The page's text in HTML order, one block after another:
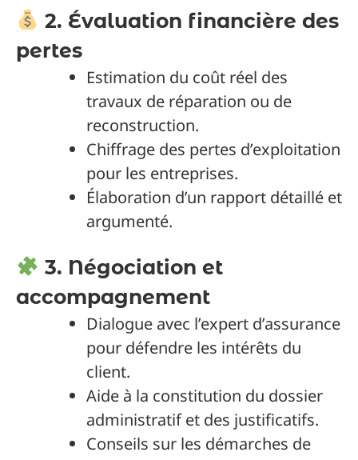
2. Évaluation financière des
pertes
Estimation du coût réel des
travaux de réparation ou de
reconstruction.
Chiffrage des pertes d’exploitation
pour les entreprises.
Élaboration d’un rapport détaillé et
argumenté.
3. Négociation et
accompagnement
Dialogue avec l’expert d’assurance
pour défendre les intérêts du
client.
Aide à la constitution du dossier
administratif et des justificatifs.
Conseils sur les démarches de